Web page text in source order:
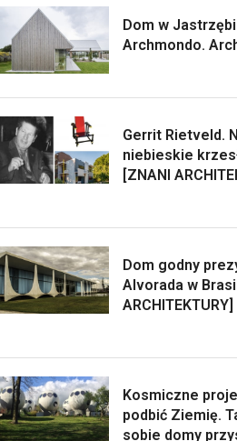
Dom w
Archmondo.
Gerrit Rietveld.
niebieskie
[ZNANI
Dom godny
Alvorada w
ARCHITEKTURY]
Kosmiczne
podbić Ziemię.
sobie domy